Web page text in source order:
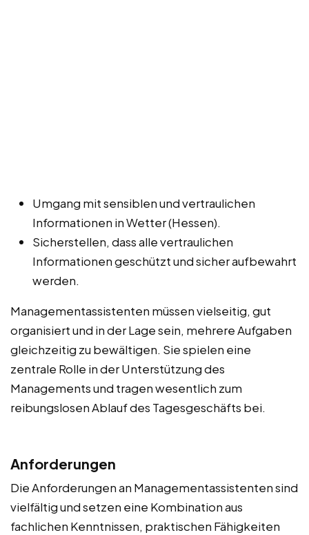
Umgang mit sensiblen und vertraulichen
Informationen in Wetter (Hessen).
Sicherstellen, dass alle vertraulichen
Informationen geschützt und sicher aufbewahrt
werden.
Managementassistenten müssen vielseitig, gut
organisiert und in der Lage sein, mehrere Aufgaben
gleichzeitig zu bewältigen. Sie spielen eine
zentrale Rolle in der Unterstützung des
Managements und tragen wesentlich zum
reibungslosen Ablauf des Tagesgeschäfts bei.
Anforderungen
Die Anforderungen an Managementassistenten sind
vielfältig und setzen eine Kombination aus
fachlichen Kenntnissen, praktischen Fähigkeiten